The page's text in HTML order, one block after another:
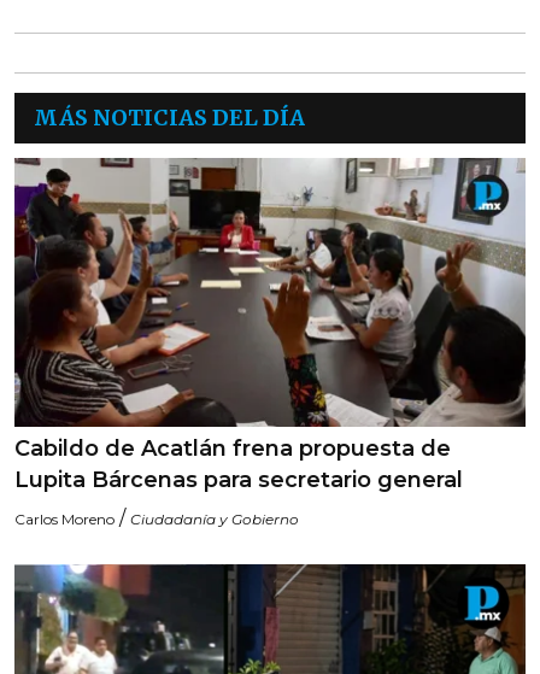
MÁS NOTICIAS DEL DÍA
Cabildo de Acatlán frena propuesta de
Lupita Bárcenas para secretario general
Carlos Moreno / Ciudadanía y Gobierno